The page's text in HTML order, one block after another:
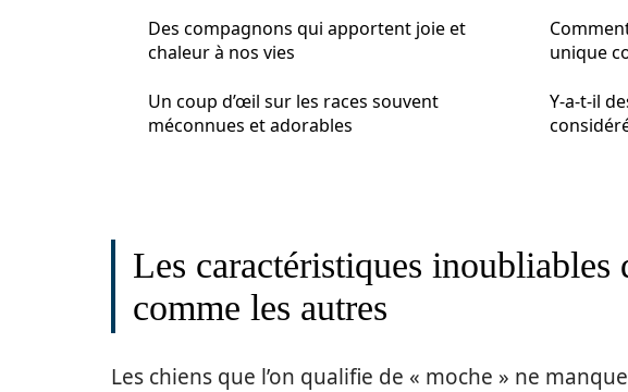
Des compagnons qui apportent joie et
chaleur à nos vies
Un coup d’œil sur les races souvent
méconnues et adorables
unique
Y-a-t-il
Les caractéristiques inoubliables
comme les autres
Les chiens que l’on qualifie de « moche » ne